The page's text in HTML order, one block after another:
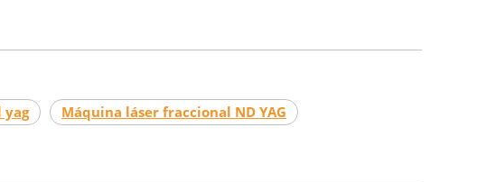
yag Máquina láser fraccional ND YAG